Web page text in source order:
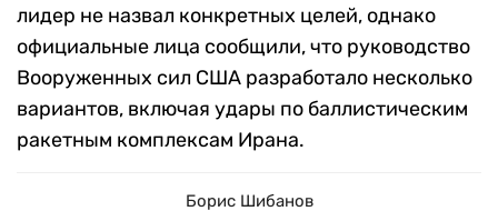
лидер не назвал конкретных целей, однако
официальные лица сообщили, что руководство
Вооруженных сил США разработало несколько
вариантов, включая удары по баллистическим
ракетным комплексам Ирана.
Борис Шибанов